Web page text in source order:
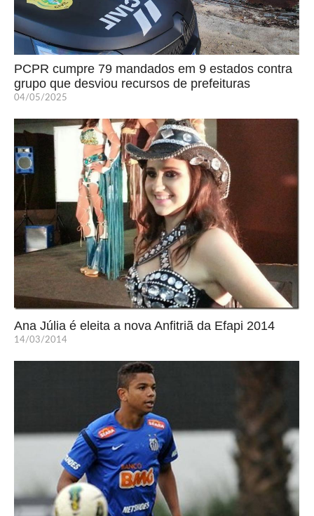
PCPR cumpre 79 mandados em 9 estados contra
grupo que desviou recursos de prefeituras
04/05/2025
Ana Júlia é eleita a nova Anfitriã da Efapi 2014
14/03/2014